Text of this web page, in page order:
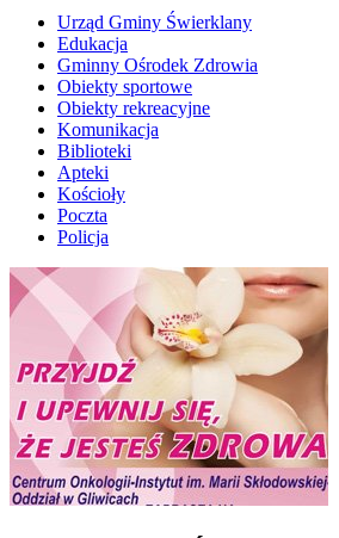
Urząd Gminy Świerklany
Edukacja
Gminny Ośrodek Zdrowia
Obiekty sportowe
Obiekty rekreacyjne
Komunikacja
Biblioteki
Apteki
Kościoły
Poczta
Policja